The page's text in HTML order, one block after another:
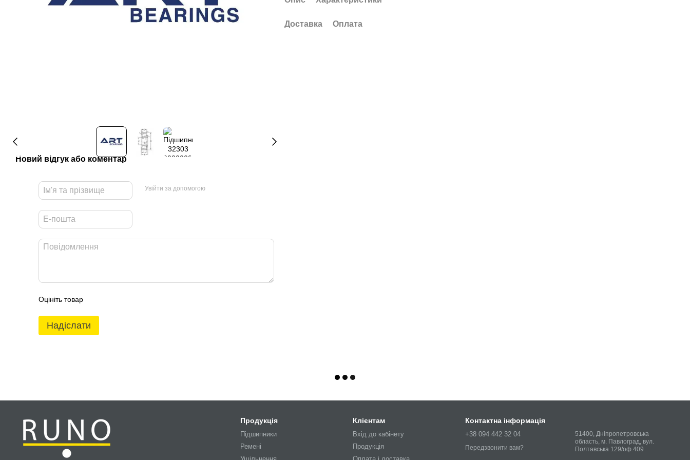
Новий відгук або коментар
Увійти за допомогою
Оцініть товар
Надіслати
Доставка Оплата
Продукція
Підшипники
Ремені
Клієнтам
Вхід до кабінету
Продукція
Контактна інформація
+38 094 442 32 04
Передзвонити вам?
51400, Дніпропетровська
область, м. Павлоград, вул.
Полтавська 129/оф.409